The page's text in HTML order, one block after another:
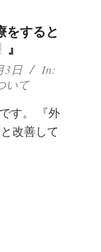
をすると
』
3日
In:
いて
す。 『外
改善して